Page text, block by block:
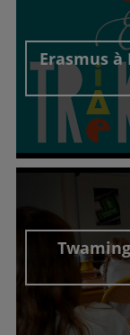
Erasmus